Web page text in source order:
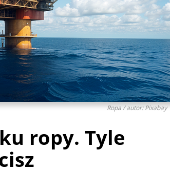
Ropa / autor: Pixabay
ropy. Tyle